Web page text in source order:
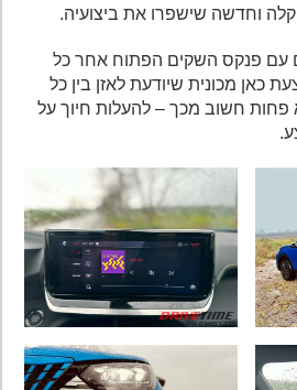
וחדשה שישפרו את ביצועיה.
פנקס השקים הפתוח אחר כל
מכונית שיודעת לאזן בין כל
חשוב מכך – להעלות חיוך על